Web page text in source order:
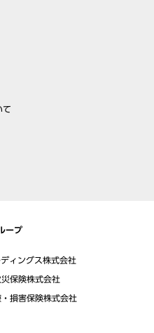
て
ープ
ィングス株式会社
保険株式会社
損害保険株式会社